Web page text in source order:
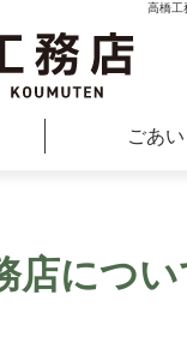
高橋工
ごあ
店につい